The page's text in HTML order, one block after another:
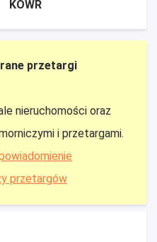
KOWR
przetargi
nieruchomości oraz
i przetargami.
przetargów